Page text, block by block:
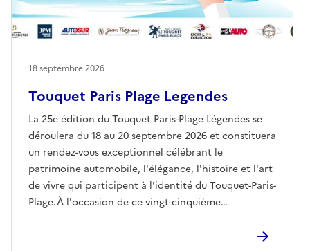
Touquet Paris Plage Legendes
La 25e édition du Touquet Paris-Plage Légendes se
déroulera du 18 au 20 septembre 2026 et constituera
un rendez-vous exceptionnel célébrant le
patrimoine automobile, l'élégance, l'histoire et l'art
de vivre qui participent à l'identité du Touquet-Paris-
Plage.À l'occasion de ce vingt-cinquième
historiques d'exception venus de France et d'Europe
18 septembre 2026